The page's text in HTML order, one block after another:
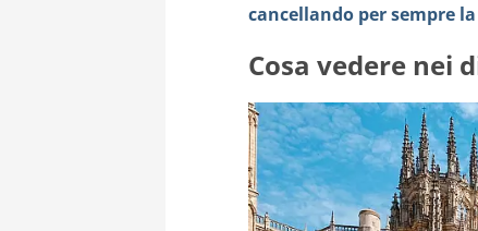
cancellando per sempre
Cosa vedere nei